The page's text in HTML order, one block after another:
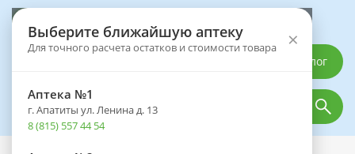
Выберите ближайшую аптеку
Для точного расчета остатков и стоимости товара ×
Аптека №1
г. Апатиты ул. Ленина д. 13
8 (815) 557 44 54
Каталог